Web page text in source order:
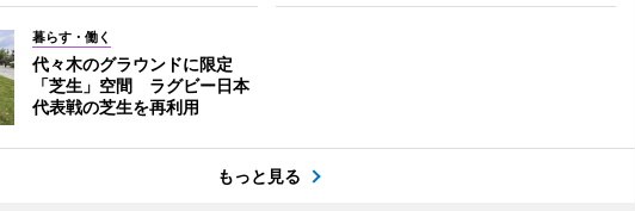
暮らす・働く
代々木のグラウンドに限定
「芝生」空間 ラグビー日本
代表戦の芝生を再利用
もっと見る